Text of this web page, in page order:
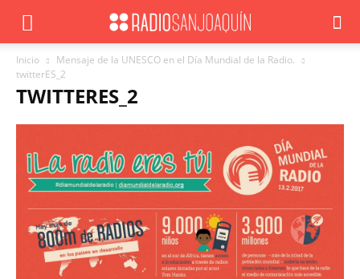
Inicio
Mensaje de la UNESCO en el Día Mundial de la Radio.
twitterES_2
TWITTERES_2